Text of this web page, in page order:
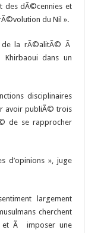
des dÃ©cennies et
du Nil ».
de la rÃ©alitÃ© Ã
dans un
disciplinaires
avoir publiÃ© trois
de se rapprocher
d’opinions », juge
largement
cherchent
et Ã imposer une